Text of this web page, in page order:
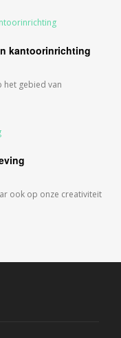
kantoorinrichting
het gebied van
ook op onze creativiteit